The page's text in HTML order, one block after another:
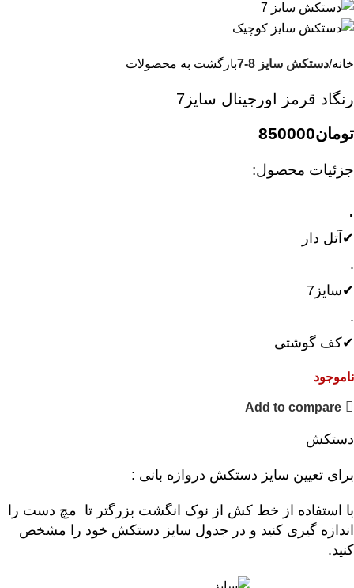
خانه دستکش سایز 8-7 بازگشت به محصولات
رنگاد قرمز اورجینال سایز7
تومان850000
جزئیات محصول:
.
✔آتل دار
.
✔سایز7
.
✔کف گوشتی
ناموجود
Add to compare
دستکش
برای تعیین سایز دستکش دروازه بانی :
با استفاده از خط کش از نوک انگشت بزرگتر تا مچ دست را
اندازه گیری کنید و در جدول سایز دستکش خود را مشخص
کنید.